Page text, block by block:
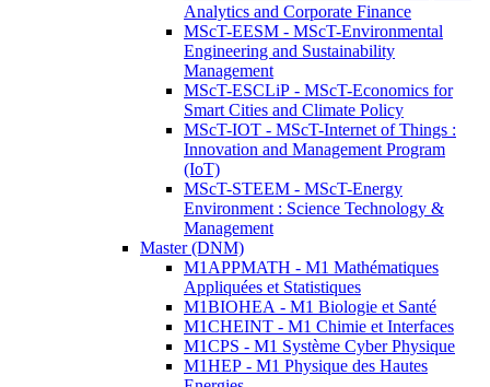
Analytics and Corporate Finance
MScT-EESM - MScT-Environmental
Engineering and Sustainability
Management
MScT-ESCLiP - MScT-Economics for
Smart Cities and Climate Policy
MScT-IOT - MScT-Internet of Things :
Innovation and Management Program
(IoT)
MScT-STEEM - MScT-Energy
Environment : Science Technology &
Management
Master (DNM)
M1APPMATH - M1 Mathématiques
Appliquées et Statistiques
M1BIOHEA - M1 Biologie et Santé
M1CHEINT - M1 Chimie et Interfaces
M1CPS - M1 Système Cyber Physique
M1HEP - M1 Physique des Hautes